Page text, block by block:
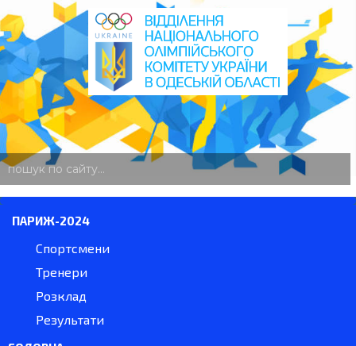
пошук
по
ПАРИЖ-2024
Спортсмени
Тренери
Розклад
Результати